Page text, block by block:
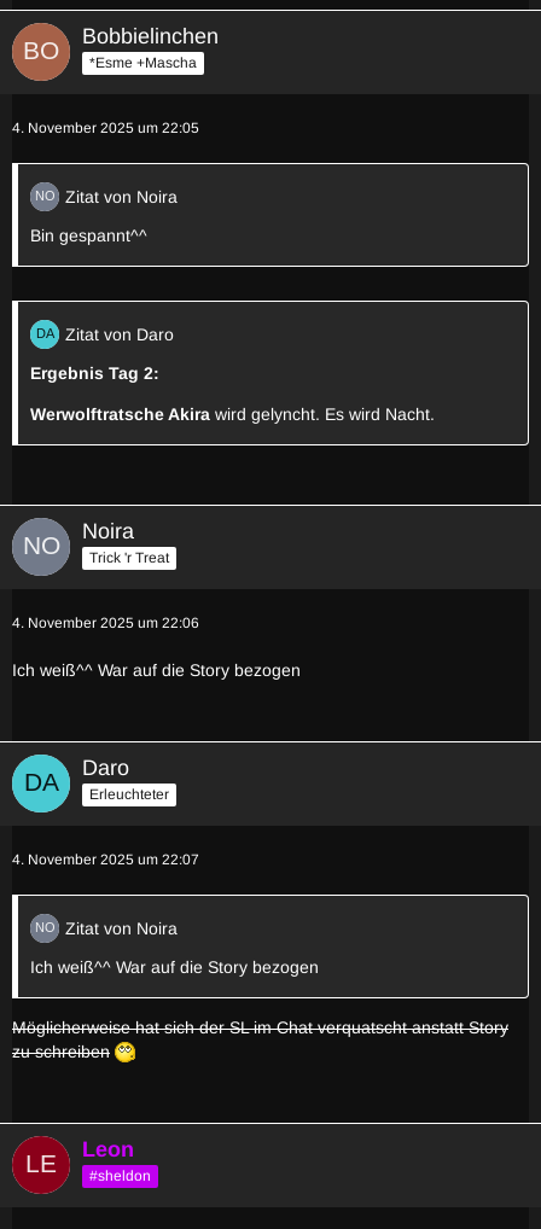
Bobbielinchen
*Esme +Mascha
4. November 2025 um 22:05
Zitat von Noira
Bin gespannt^^
Zitat von Daro
Ergebnis Tag 2:
Werwolftratsche Akira wird gelyncht. Es wird Nacht.
Noira
Trick 'r Treat
4. November 2025 um 22:06
Ich weiß^^ War auf die Story bezogen
Daro
Erleuchteter
4. November 2025 um 22:07
Zitat von Noira
Ich weiß^^ War auf die Story bezogen
Möglicherweise hat sich der SL im Chat verquatscht anstatt Story
zu schreiben
Leon
#sheldon